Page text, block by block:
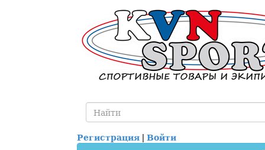
Регистрация | Войти